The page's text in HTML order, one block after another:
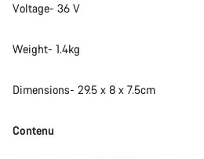
Voltage- 36 V
Weight- 1.4kg
Dimensions- 29.5 x 8 x 7.5cm
Contenu